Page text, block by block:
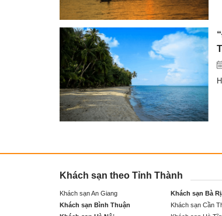
Khách sạn theo Tỉnh Thành
Khách sạn An Giang Khách sạn Bà
Khách sạn Bình Thuận
Khách sạn Cần